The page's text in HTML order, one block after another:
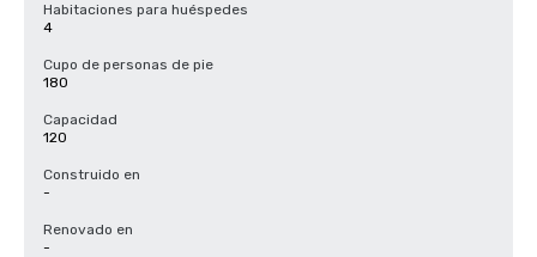
Habitaciones para huéspedes
4
Cupo de personas de pie
180
Capacidad
120
Construido en
-
Renovado en
-